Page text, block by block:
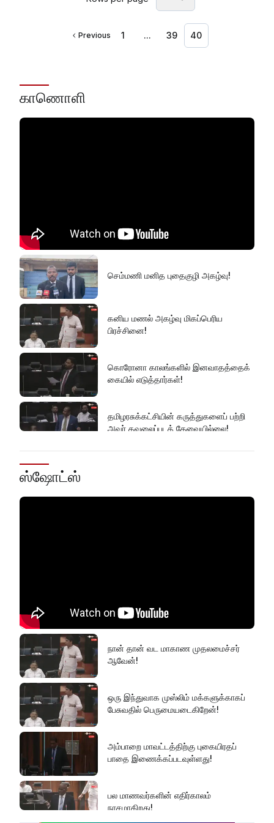
Previous 1 ... 39 40
காணொளி
செம்மணி மனித புதைகுழி அகழ்வு!
கனிய மணல் அகழ்வு மிகப்பெரிய
பிரச்சினை!
கொரோனா காலங்களில் இனவாதத்தைக்
கையில் எடுத்தார்கள்!
தமிழரசுக்கட்சியின் கருத்துகளைப் பற்றி
அவர் கவலைப்படத் தேவையில்லை!
தமிழர் பகுதிகளில் ஏன் இவ்வாறு
ஸ்ஷோட்ஸ்
நான் தான் வட மாகாண முதலமைச்சர்
ஆவேன்!
ஒரு இந்துவாக முஸ்லிம் மக்களுக்காகப்
பேசுவதில் பெருமையடைகிறேன்!
அம்பாறை மாவட்டத்திற்கு புகையிரதப்
பாதை இணைக்கப்படவுள்ளது!
பல மாணவர்களின் எதிர்காலம்
நாசமாகிறது!